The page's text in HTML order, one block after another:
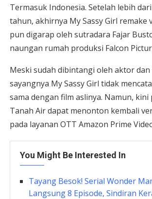
Termasuk Indonesia. Setelah lebih
tahun, akhirnya My Sassy Girl remake
pun digarap oleh sutradara Fajar
naungan rumah produksi Falcon
Meski sudah dibintangi oleh aktor
sayangnya My Sassy Girl tidak
sama dengan film aslinya. Namun,
Tanah Air dapat menonton kembali
pada layanan OTT Amazon Prime
You Might Be Interested In
Tayang Besok! Serial Wonder
Langsung 8 Episode, Sindiran